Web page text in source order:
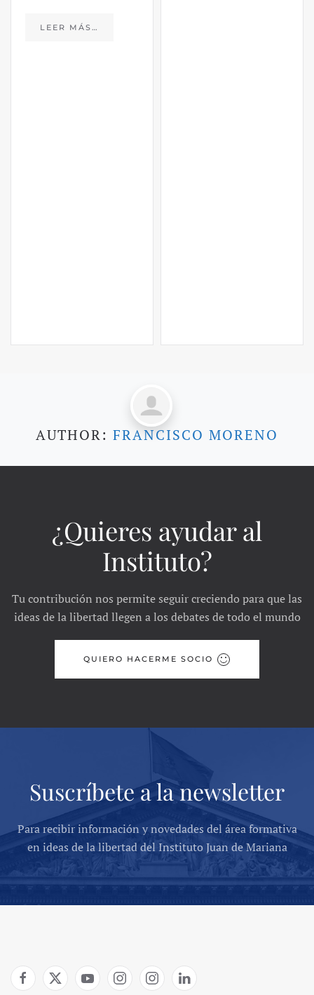
LEER MÁS…
AUTHOR: FRANCISCO MORENO
¿Quieres ayudar al
Instituto?
Tu contribución nos permite seguir creciendo para que las
ideas de la libertad llegen a los debates de todo el mundo
QUIERO HACERME SOCIO
Suscríbete a la newsletter
Para recibir información y novedades del área formativa
en ideas de la libertad del Instituto Juan de Mariana